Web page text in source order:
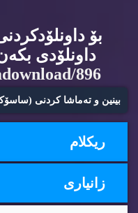
بۆ
داونلۆدی
896
بینین و ته‌ماشا كردنی
ریكلام
زانیاری